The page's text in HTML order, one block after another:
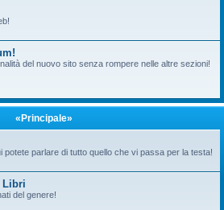
del nuovo sito senza rompere nelle altre sezioni!
«Principale»
potete parlare di tutto quello che vi passa per la testa!
Libri
del genere!